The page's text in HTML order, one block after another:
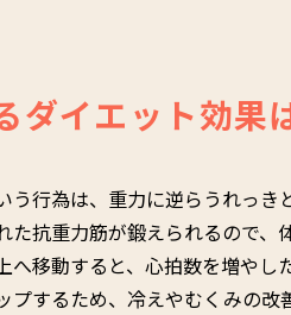
ダイエット効果
う行為は、重力に逆らうれっ
た抗重力筋が鍛えられるので、
へ移動すると、心拍数を増や
プするため、冷えやむくみの